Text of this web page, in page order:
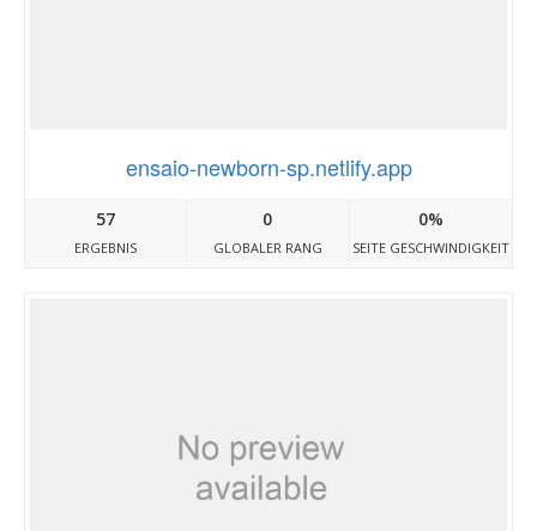
ensaio-newborn-sp.netlify.app
57
ERGEBNIS
0
GLOBALER RANG
0%
SEITE GESCHWINDIGKEIT